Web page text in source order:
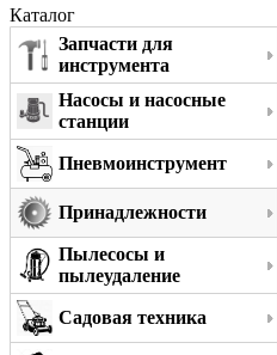
Каталог
Запчасти для
инструмента
Насосы и насосные
станции
Пневмоинструмент
Принадлежности
Пылесосы и
пылеудаление
Садовая техника